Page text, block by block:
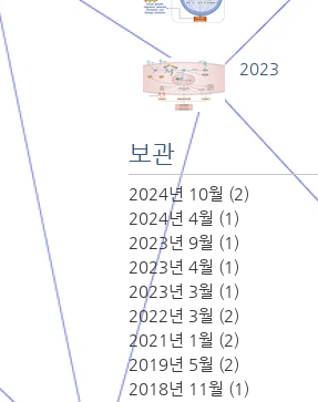
2023
보관
2024년 10월 (2) 게시물 2개
2024년 4월 (1)
2023년 9월 (1)
2023년 4월 (1)
2023년 3월 (1)
2022년 3월 (2)
2021년 1월 (2)
2019년 5월 (2)
2018년 11월 (1)